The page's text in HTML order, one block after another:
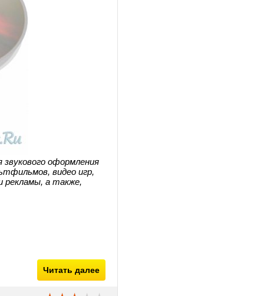
звукового оформления
видео игр,
рекламы, а также,
Читать далее